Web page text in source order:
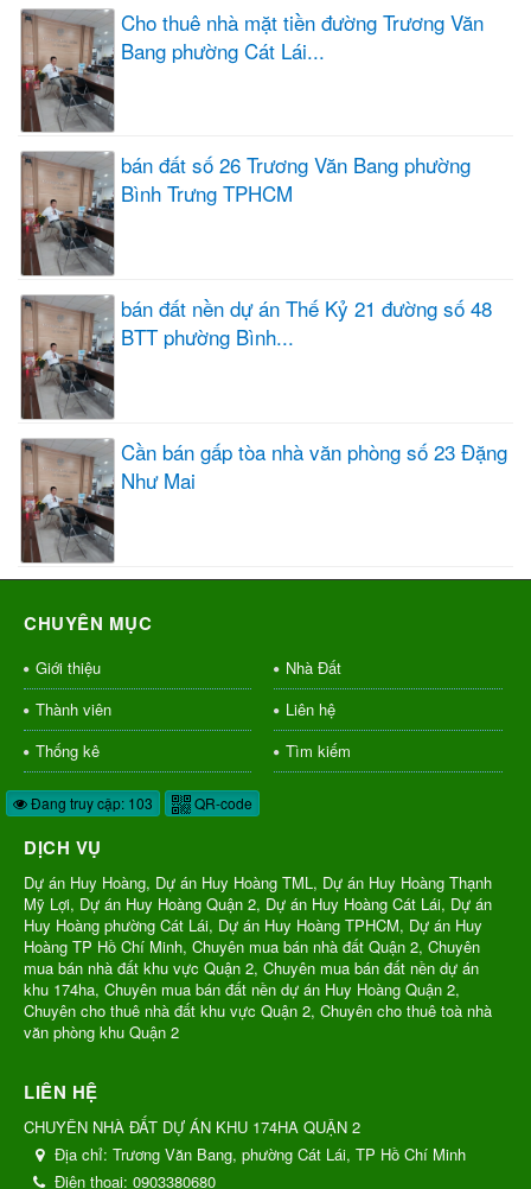
Cho thuê nhà mặt tiền đường Trương Văn
Bang phường Cát Lái...
bán đất số 26 Trương Văn Bang phường
Bình Trưng TPHCM
bán đất nền dự án Thế Kỷ 21 đường số 48
BTT phường Bình...
Cần bán gấp tòa nhà văn phòng số 23 Đặng
Như Mai
CHUYÊN MỤC
Giới thiệu
Nhà Đất
Thành viên
Liên hệ
Thống kê
Tìm kiếm
Đang truy cập: 103 QR-code
DỊCH VỤ
Dự án Huy Hoàng, Dự án Huy Hoàng TML, Dự án Huy Hoàng Thạnh
Mỹ Lợi, Dự án Huy Hoàng Quận 2, Dự án Huy Hoàng Cát Lái, Dự án
Huy Hoàng phường Cát Lái, Dự án Huy Hoàng TPHCM, Dự án Huy
Hoàng TP Hồ Chí Minh, Chuyên mua bán nhà đất Quận 2, Chuyên
mua bán nhà đất khu vực Quận 2, Chuyên mua bán đất nền dự án
khu 174ha, Chuyên mua bán đất nền dự án Huy Hoàng Quận 2,
Chuyên cho thuê nhà đất khu vực Quận 2, Chuyên cho thuê toà nhà
văn phòng khu Quận 2
LIÊN HỆ
CHUYÊN NHÀ ĐẤT DỰ ÁN KHU 174HA QUẬN 2
Địa chỉ: Trương Văn Bang, phường Cát Lái, TP Hồ Chí Minh
Điện thoại: 0903380680